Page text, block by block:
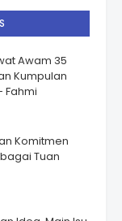
Awam 35
Kumpulan
Fahmi
Komitmen
Tuan